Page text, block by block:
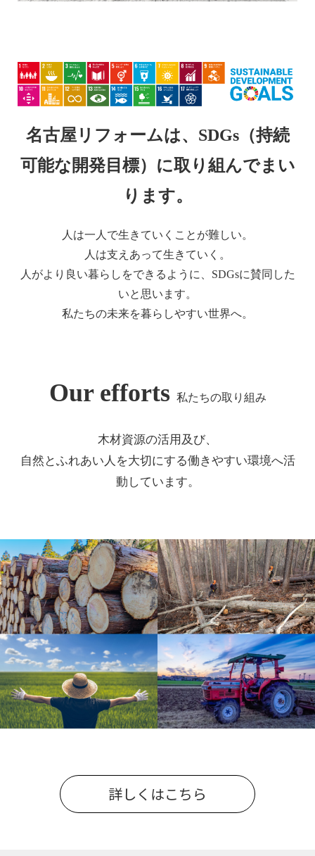
名古屋リフォームは、SDGs（持続
可能な開発目標）に取り組んでまい
ります。
人は一人で生きていくことが難しい。
人は支えあって生きていく。
人がより良い暮らしをできるように、SDGsに賛同した
いと思います。
私たちの未来を暮らしやすい世界へ。
Our efforts 私たちの取り組み
木材資源の活用及び、
自然とふれあい人を大切にする働きやすい環境へ活
動しています。
詳しくはこちら